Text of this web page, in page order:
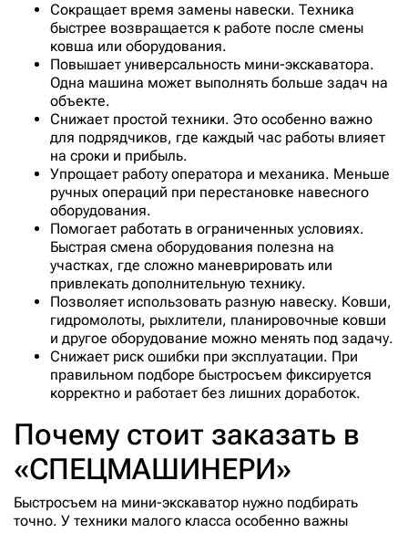
Сокращает время замены навески. Техника
быстрее возвращается к работе после смены
ковша или оборудования.
Повышает универсальность мини-экскаватора.
Одна машина может выполнять больше задач на
объекте.
Снижает простой техники. Это особенно важно
для подрядчиков, где каждый час работы влияет
на сроки и прибыль.
Упрощает работу оператора и механика. Меньше
ручных операций при перестановке навесного
оборудования.
Помогает работать в ограниченных условиях.
Быстрая смена оборудования полезна на
участках, где сложно маневрировать или
привлекать дополнительную технику.
Позволяет использовать разную навеску. Ковши,
гидромолоты, рыхлители, планировочные ковши
и другое оборудование можно менять под задачу.
Снижает риск ошибки при эксплуатации. При
правильном подборе быстросъем фиксируется
корректно и работает без лишних доработок.
Почему стоит заказать в
«СПЕЦМАШИНЕРИ»
Быстросъем на мини-экскаватор нужно подбирать
точно. У техники малого класса особенно важны